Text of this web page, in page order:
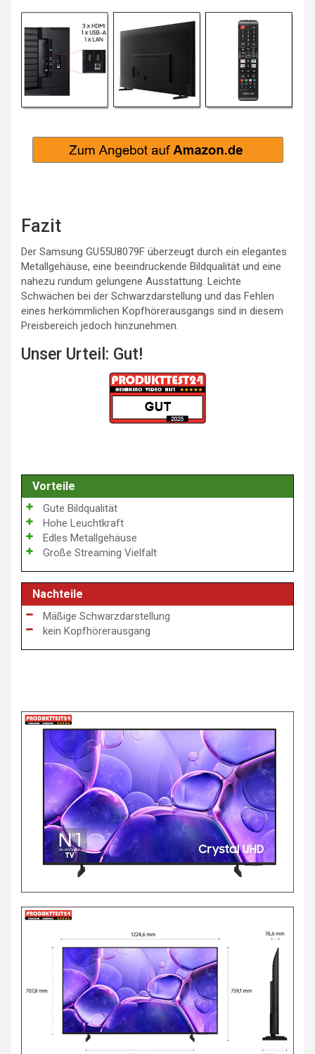
Fazit
Der Samsung GU55U8079F überzeugt durch ein elegantes
Metallgehäuse, eine beeindruckende Bildqualität und eine
nahezu rundum gelungene Ausstattung. Leichte
Schwächen bei der Schwarzdarstellung und das Fehlen
eines herkömmlichen Kopfhörerausgangs sind in diesem
Preisbereich jedoch hinzunehmen.
Unser Urteil: Gut!
Vorteile
Gute Bildqualität
Hohe Leuchtkraft
Edles Metallgehäuse
Große Streaming Vielfalt
Nachteile
Mäßige Schwarzdarstellung
kein Kopfhörerausgang